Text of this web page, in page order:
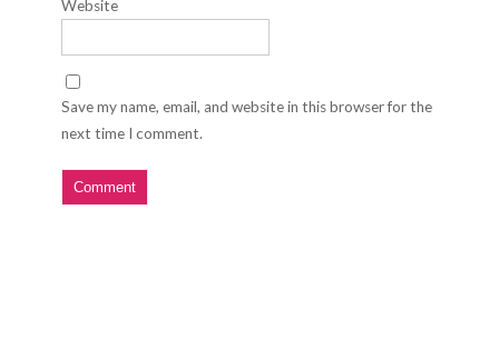
Website
Save my name, email, and website in this browser for the
next time I comment.